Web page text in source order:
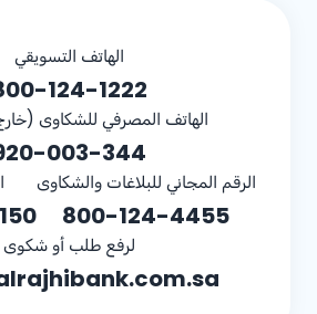
الهاتف التسويقي
124-1222
الهاتف المصرفي للشكاوى
003-344
الرقم المجاني للبلاغات والشكاوى
800-124-4455
لرفع طلب أو شكوى